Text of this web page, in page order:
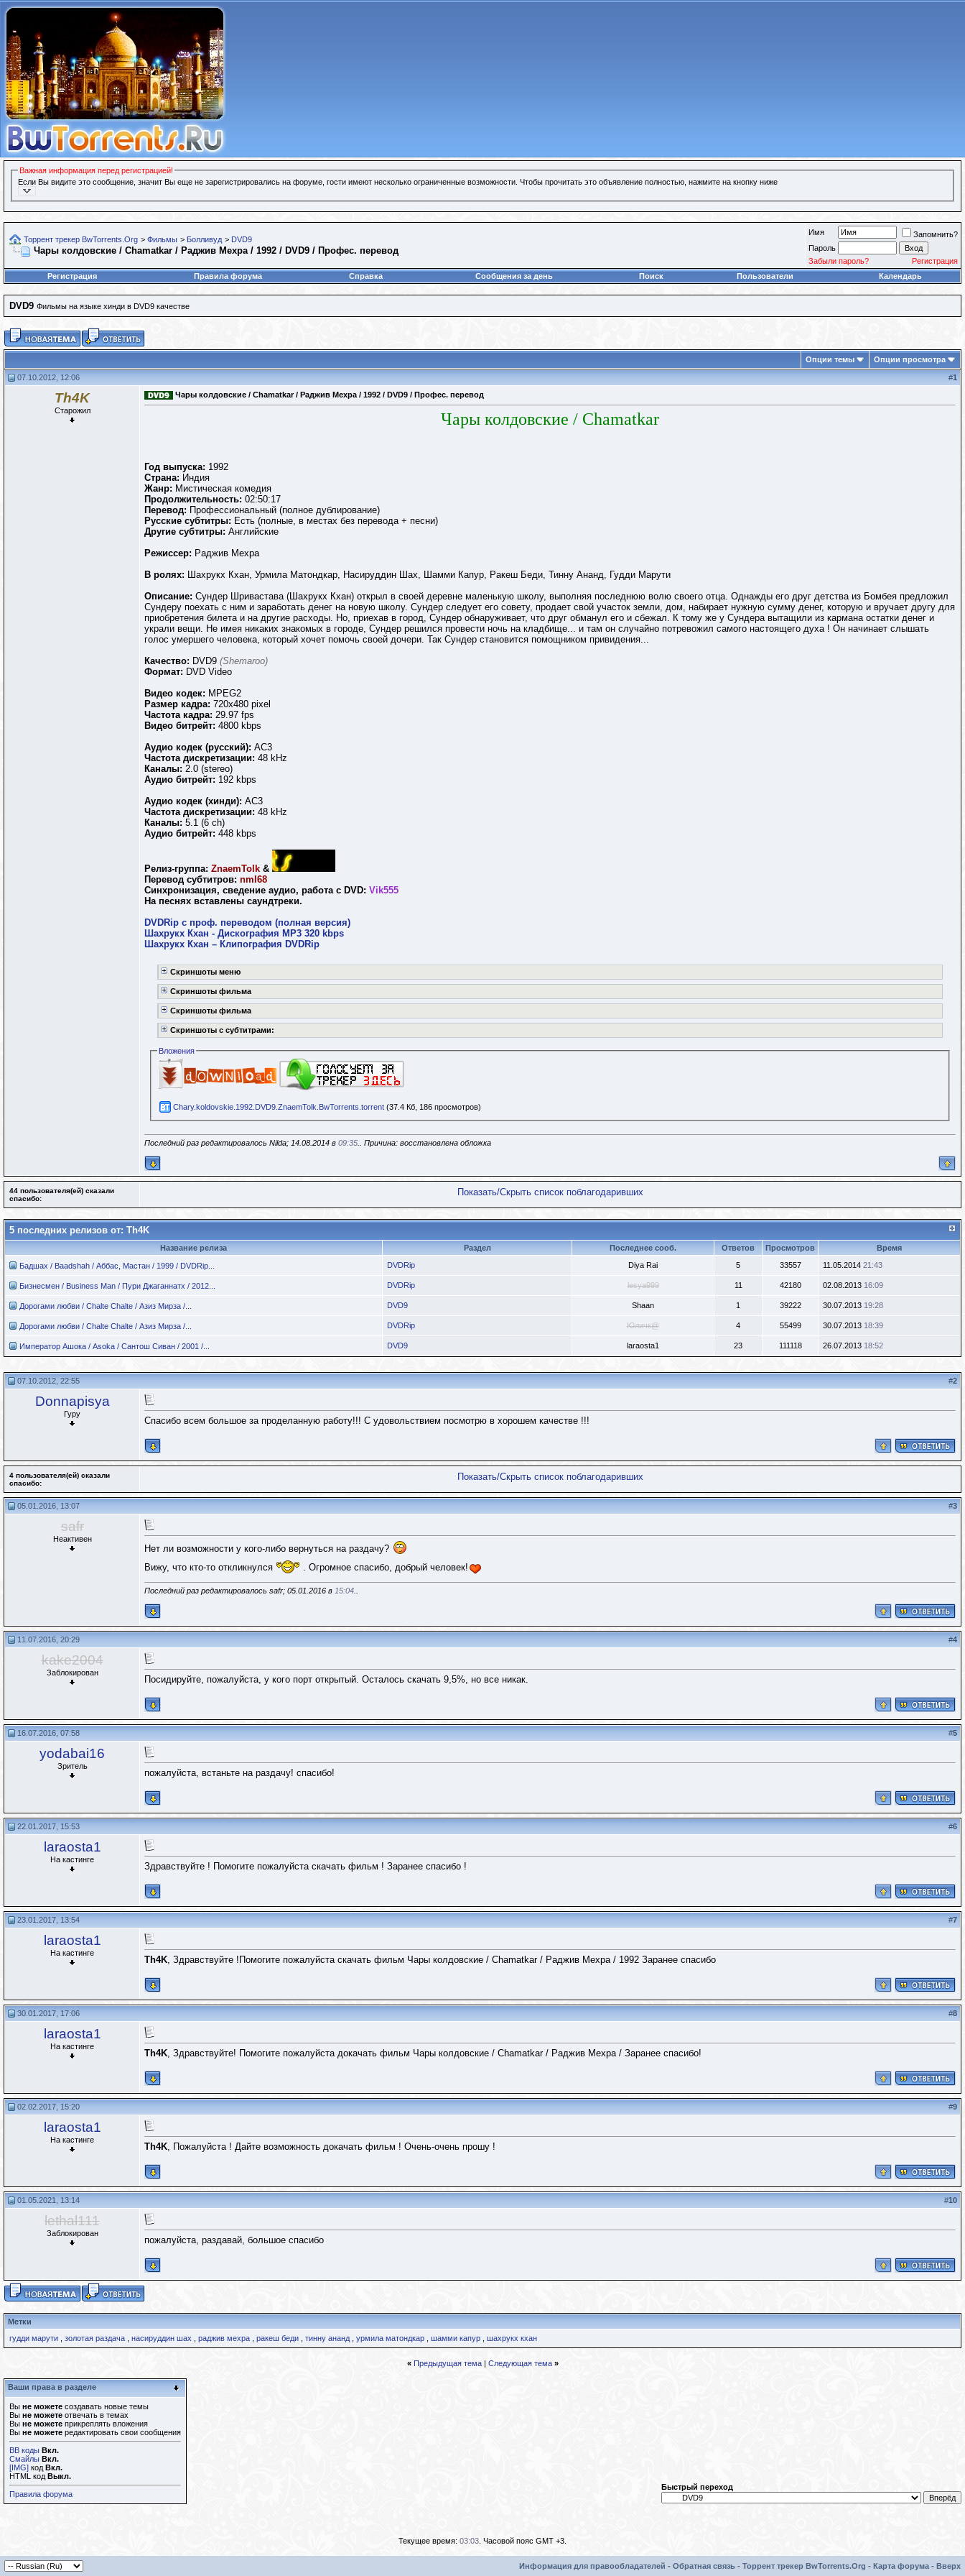
Важная информация перед регистрацией!
Если Вы видите это сообщение, значит Вы еще не зарегистрировались на форуме, гости имеют несколько ограниченные возможности. Чтобы прочитать это объявление полностью, нажмите на кнопку ниже
Торрент трекер BwTorrents.Org > Фильмы > Болливуд > DVD9
Чары колдовские / Chamatkar / Раджив Мехра / 1992 / DVD9 / Профес. перевод
Имя
Запомнить?
Пароль
Забыли пароль?
Регистрация
Регистрация
Правила форума Справка Сообщения за день Поиск Пользователи Календарь
DVD9 Фильмы на языке хинди в DVD9 качестве
Опции темы Опции просмотра
07.10.2012, 12:06 #1
Th4K
Старожил
Чары колдовские / Chamatkar / Раджив Мехра / 1992 / DVD9 / Профес. перевод
Чары колдовские / Chamatkar
Год выпуска: 1992
Страна: Индия
Жанр: Мистическая комедия
Продолжительность: 02:50:17
Перевод: Профессиональный (полное дублирование)
Русские субтитры: Есть (полные, в местах без перевода + песни)
Другие субтитры: Английские
Режиссер: Раджив Мехра
В ролях: Шахрукх Кхан, Урмила Матондкар, Насируддин Шах, Шамми Капур, Ракеш Беди, Тинну Ананд, Гудди Марути
Описание: Сундер Шривастава (Шахрукх Кхан) открыл в своей деревне маленькую школу, выполняя последнюю волю своего отца. Однажды его друг детства из Бомбея предложил
Сундеру поехать с ним и заработать денег на новую школу. Сундер следует его совету, продает свой участок земли, дом, набирает нужную сумму денег, которую и вручает другу для
приобретения билета и на другие расходы. Но, приехав в город, Сундер обнаруживает, что друг обманул его и сбежал. К тому же у Сундера вытащили из кармана остатки денег и
украли вещи. Не имея никаких знакомых в городе, Сундер решился провести ночь на кладбище... и там он случайно потревожил самого настоящего духа ! Он начинает слышать
голос умершего человека, который хочет помочь своей дочери. Так Сундер становится помощником привидения...
Качество: DVD9 (Shemaroo)
Формат: DVD Video
Видео кодек: MPEG2
Размер кадра: 720х480 pixel
Частота кадра: 29.97 fps
Видео битрейт: 4800 kbps
Аудио кодек (русский): AC3
Частота дискретизации: 48 kHz
Каналы: 2.0 (stereo)
Аудио битрейт: 192 kbps
Аудио кодек (хинди): AC3
Частота дискретизации: 48 kHz
Каналы: 5.1 (6 ch)
Аудио битрейт: 448 kbps
Релиз-группа: ZnaemTolk &
Перевод субтитров: nml68
Синхронизация, сведение аудио, работа с DVD: Vik555
На песнях вставлены саундтреки.
DVDRip с проф. переводом (полная версия)
Шахрукх Кхан - Дискография МР3 320 kbps
Шахрукх Кхан – Клипография DVDRip
Скриншоты меню
Скриншоты фильма
Скриншоты фильма
Скриншоты с субтитрами:
Вложения
Chary.koldovskie.1992.DVD9.ZnaemTolk.BwTorrents.torrent (37.4 Кб, 186 просмотров)
Последний раз редактировалось Nilda; 14.08.2014 в 09:35 .. Причина: восстановлена обложка
44 пользователя(ей) сказали
cпасибо:
Показать/Скрыть список поблагодаривших
5 последних релизов от: Th4K
Название релиза Раздел Последнее сооб. Ответов Просмотров Время
Бадшах / Baadshah / Аббас, Мастан / 1999 / DVDRip... DVDRip Diya Rai 5 33557 11.05.2014 21:43
Бизнесмен / Business Man / Пури Джаганнатх / 2012... DVDRip lesya999 11 42180 02.08.2013 16:09
Дорогами любви / Chalte Chalte / Азиз Мирза /... DVD9 Shaan 1 39222 30.07.2013 19:28
Дорогами любви / Chalte Chalte / Азиз Мирза /... DVDRip Юличк@ 4 55499 30.07.2013 18:39
Император Ашока / Asoka / Сантош Сиван / 2001 /... DVD9 laraosta1 23 111118 26.07.2013 18:52
07.10.2012, 22:55 #2
Donnapisya
Гуру
Спасибо всем большое за проделанную работу!!! С удовольствием посмотрю в хорошем качестве !!!
4 пользователя(ей) сказали
cпасибо:
Показать/Скрыть список поблагодаривших
05.01.2016, 13:07 #3
safr
Неактивен
Нет ли возможности у кого-либо вернуться на раздачу?
Вижу, что кто-то откликнулся
. Огромное спасибо, добрый человек!
Последний раз редактировалось safr; 05.01.2016 в 15:04
11.07.2016, 20:29 #4
kake2004
Заблокирован
Посидируйте, пожалуйста, у кого порт открытый. Осталось скачать 9,5%, но все никак.
16.07.2016, 07:58 #5
yodabai16
Зритель
пожалуйста, встаньте на раздачу! спасибо!
22.01.2017, 15:53 #6
laraosta1
На кастинге
Здравствуйте ! Помогите пожалуйста скачать фильм ! Заранее спасибо !
23.01.2017, 13:54 #7
laraosta1
На кастинге
Th4K, Здравствуйте !Помогите пожалуйста скачать фильм Чары колдовские / Chamatkar / Раджив Мехра / 1992 Заранее спасибо
30.01.2017, 17:06 #8
laraosta1
На кастинге
Th4K, Здравствуйте! Помогите пожалуйста докачать фильм Чары колдовские / Chamatkar / Раджив Мехра / Заранее спасибо!
02.02.2017, 15:20 #9
laraosta1
На кастинге
Th4K, Пожалуйста ! Дайте возможность докачать фильм ! Очень-очень прошу !
01.05.2021, 13:14 #10
lethal111
Заблокирован
пожалуйста, раздавай, большое спасибо
Метки
гудди марути
золотая раздача насируддин шах раджив мехра ракеш беди тинну ананд урмила матондкар шамми капур шахрукх кхан
« Предыдущая тема| Следующая тема »
Ваши права в разделе
Вы не можете создавать новые темы
Вы не можете отвечать в темах
Вы не можете прикреплять вложения
Вы не можете редактировать свои сообщения
BB коды Вкл.
Смайлы Вкл.
[IMG] код Вкл.
HTML код Выкл.
Правила форума
Быстрый переход
Текущее время: 03:03 . Часовой пояс GMT +3.
Информация для правообладателей - Обратная связь - Торрент трекер BwTorrents.Org - Карта форума - Вверх